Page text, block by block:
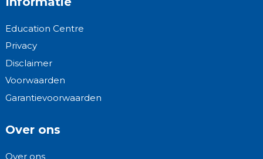
Education Centre
Privacy
Disclaimer
Voorwaarden
Garantievoorwaarden
Over ons
Over ons